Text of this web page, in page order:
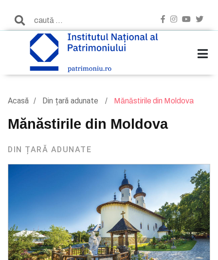
Acasă Din țară adunate Mănăstirile din Moldova
Mănăstirile din Moldova
DIN ȚARĂ ADUNATE